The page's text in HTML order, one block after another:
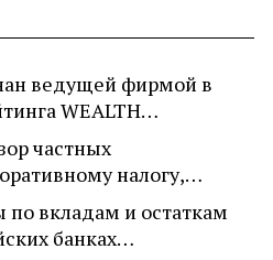
ведущей фирмой в
WEALTH…
частных
налогу,…
по вкладам и остаткам
банках…